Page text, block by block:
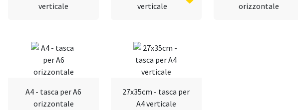
verticale
verticale
orizzontale
A4 - tasca per A6
orizzontale
27x35cm - tasca per
A4 verticale